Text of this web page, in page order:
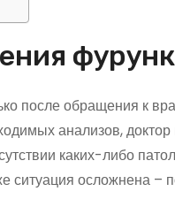
после обращения к
анализов,
каких-либо
осложнена –